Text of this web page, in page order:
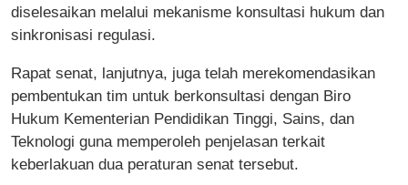
diselesaikan melalui mekanisme konsultasi hukum dan
sinkronisasi regulasi.
Rapat senat, lanjutnya, juga telah merekomendasikan
pembentukan tim untuk berkonsultasi dengan Biro
Hukum Kementerian Pendidikan Tinggi, Sains, dan
Teknologi guna memperoleh penjelasan terkait
keberlakuan dua peraturan senat tersebut.